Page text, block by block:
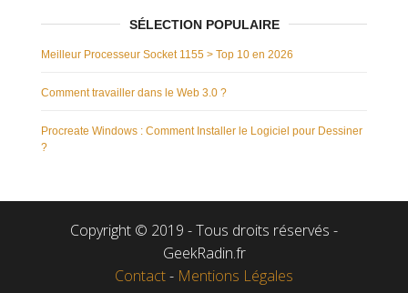
SÉLECTION POPULAIRE
Meilleur Processeur Socket 1155 > Top 10 en 2026
Comment travailler dans le Web 3.0 ?
Procreate Windows : Comment Installer le Logiciel pour Dessiner
?
Copyright © 2019 - Tous droits réservés -
GeekRadin.fr
Contact- Mentions Légales